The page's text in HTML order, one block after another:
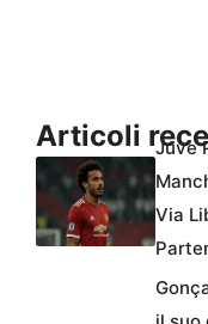
Articoli
Juve
Via